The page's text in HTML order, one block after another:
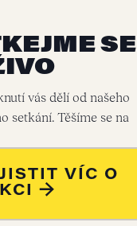
SE
vás dělí od našeho
setkání. Těšíme se na
VÍC O
→